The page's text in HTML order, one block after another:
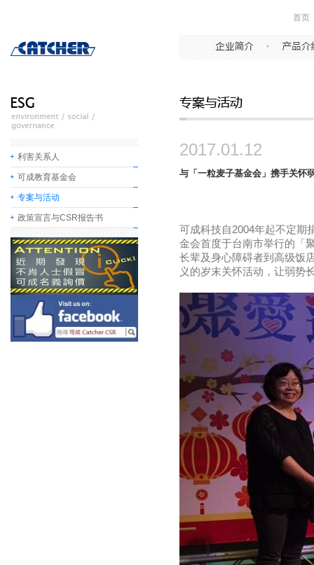
利害关系人
可成教育基金会
专案与活动
政策宣言与CSR报告书
2017.01.12
与「一粒麦子基金会」携手关怀
可成科技自2004年起不定期
金会首度于台南市举行的「
长辈及身心障碍者到高级饭
义的岁末关怀活动，让弱势
首页